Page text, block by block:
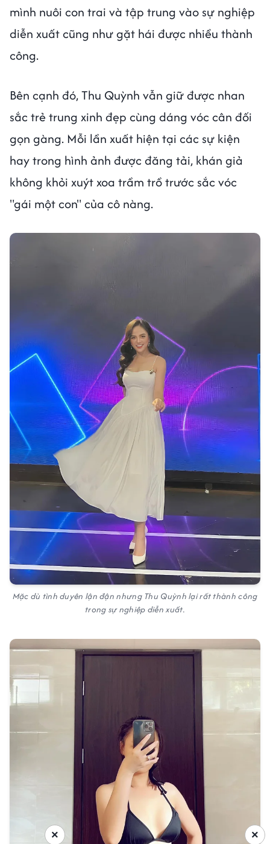
mình nuôi con trai và tập trung vào sự nghiệp
diễn xuất cũng như gặt hái được nhiều thành
công.
Bên cạnh đó, Thu Quỳnh vẫn giữ được nhan
sắc trẻ trung xinh đẹp cùng dáng vóc cân đối
gọn gàng. Mỗi lần xuất hiện tại các sự kiện
hay trong hình ảnh được đăng tải, khán giả
không khỏi xuýt xoa trầm trồ trước sắc vóc
"gái một con" của cô nàng.
Mặc dù tình duyên lận đận nhưng Thu Quỳnh lại rất thành công
trong sự nghiệp diễn xuất.
×
×